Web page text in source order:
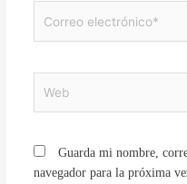
electrónico*
Guarda mi nombre,
navegador para la próxima